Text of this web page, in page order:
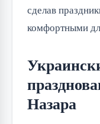
сделав
комфортными
Назара